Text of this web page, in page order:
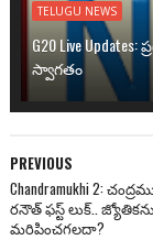
TELUGU NEWS
G20 Live
స్వాగతం
PREVIOUS
Chandramukhi 2:
రనౌత్ ఫస్ట్ లుక్.. జ్యోతికను
మరిపించగలదా?